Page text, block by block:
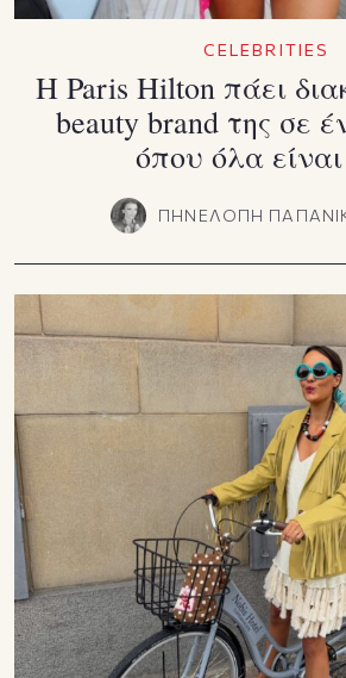
CELEBRITIES
Η Paris Hilton πάει
beauty brand της σε
όπου όλα
ΠΗΝΕΛΟΠΗ